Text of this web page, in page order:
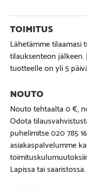
Lähetämme tilaamasi
tilauksenteon
tuotteelle on yli 5
Nouto tehtaalta 0 €,
Odota
puhelimitse 020 785
asiakaspalvelumme
Lapissa tai saaristossa.